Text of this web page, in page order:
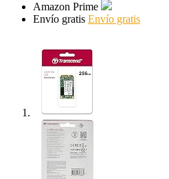
Amazon Prime
Envío gratis Envío gratis